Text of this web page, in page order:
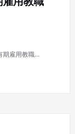
期雇用教職…